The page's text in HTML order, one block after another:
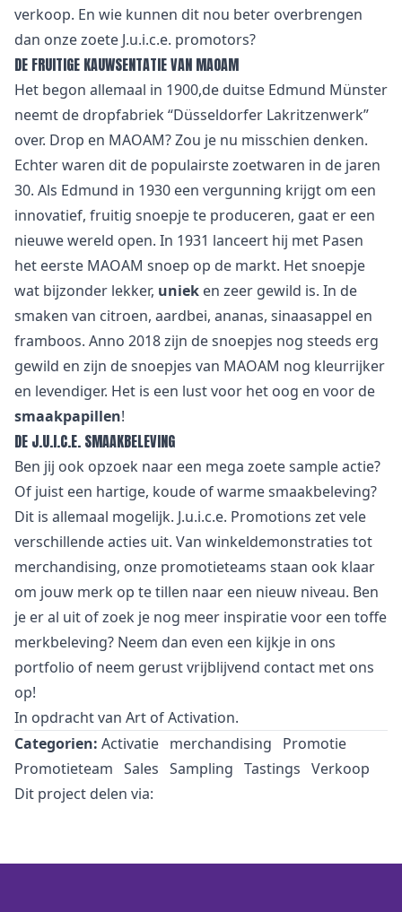
verkoop. En wie kunnen dit nou beter overbrengen
dan onze zoete J.u.i.c.e. promotors?
DE FRUITIGE KAUWSENTATIE VAN MAOAM
Het begon allemaal in 1900,de duitse Edmund Münster
neemt de dropfabriek “Düsseldorfer Lakritzenwerk”
over. Drop en MAOAM? Zou je nu misschien denken.
Echter waren dit de populairste zoetwaren in de jaren
30. Als Edmund in 1930 een vergunning krijgt om een
innovatief, fruitig snoepje te produceren, gaat er een
nieuwe wereld open. In 1931 lanceert hij met Pasen
het eerste MAOAM snoep op de markt. Het snoepje
wat bijzonder lekker, uniek en zeer gewild is. In de
smaken van citroen, aardbei, ananas, sinaasappel en
framboos. Anno 2018 zijn de snoepjes nog steeds erg
gewild en zijn de snoepjes van MAOAM nog kleurrijker
en levendiger. Het is een lust voor het oog en voor de
smaakpapillen!
DE J.U.I.C.E. SMAAKBELEVING
Ben jij ook opzoek naar een mega zoetesampleactie?
Of juist een hartige, koude of warme smaakbeleving?
Dit is allemaal mogelijk. J.u.i.c.e. Promotions zet vele
verschillende acties uit. Van winkeldemonstraties tot
merchandising, onze promotieteams staan ook klaar
om jouw merk op te tillen naar een nieuw niveau. Ben
je er al uit of zoek je nog meer inspiratie voor een toffe
merkbeleving? Neem dan even een kijkje in ons
portfolio of neem gerust vrijblijvend contact met ons
op!
In opdracht van Art of Activation.
Categorien: Activatie merchandising
Promotie
Promotieteam Sales Sampling Tastings Verkoop
Dit project delen via: